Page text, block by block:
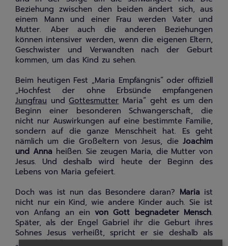
Beziehung zwischen den beiden ändert sich, aus
einem Mann und einer Frau werden Vater und
Mutter. Aber auch die anderen Beziehungen
können intensiver werden, wenn die eigenen Eltern,
Geschwister und Verwandten nach der Geburt
kommen, um das Kind zu sehen.
Beim heutigen Fest „Maria Empfängnis“ oder offiziell
„Hochfest der ohne Erbsünde empfangenen
Jungfrau undGottesmutter Maria“ geht es um den
Beginn einer besonderen Schwangerschaft, die
nicht nur Auswirkungen auf eine bestimmte Familie,
sondern auf die ganze Menschheit hat. Es geht
nämlich um die Großeltern von Jesus, die Joachim
und Annaheißen. Sie zeugen Maria, die Mutter von
Jesus. Und deshalb wird heute der Beginn des
Lebens von Maria gefeiert.
Doch was ist nun das Besondere daran? Mariaist
nicht nur ein Kind, wie andere Kinder auch. Sie ist
von Anfang an einvon Gott begnadeter Mensch.
Später, als der Engel Gabriel ihr die Geburt ihres
Sohnes Jesus verheißt, spricht er sie deshalb als
„Begnadete“ an.Mariawurde vor dem